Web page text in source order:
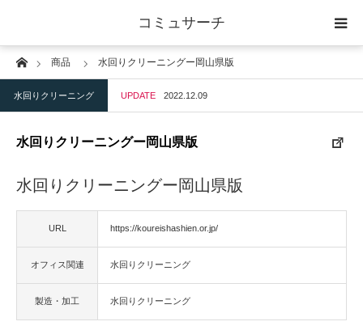
コミュサーチ
Home商品 水回りクリーニングー岡山県版
水回りクリーニング UPDATE 2022.12.09
水回りクリーニングー岡山県版
水回りクリーニングー岡山県版
URL https://koureishashien.or.jp/
オフィス関連 水回りクリーニング
製造・加工 水回りクリーニング
ホーム
士業
店舗・建築